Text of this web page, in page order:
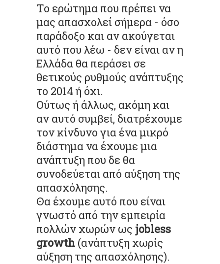
Το ερώτημα που πρέπει να
μας απασχολεί σήμερα - όσο
παράδοξο και αν ακούγεται
αυτό που λέω - δεν είναι αν η
Ελλάδα θα περάσει σε
θετικούς ρυθμούς ανάπτυξης
το 2014 ή όχι.
Ούτως ή άλλως, ακόμη και
αν αυτό συμβεί, διατρέχουμε
τον κίνδυνο για ένα μικρό
διάστημα να έχουμε μια
ανάπτυξη που δε θα
συνοδεύεται από αύξηση της
απασχόλησης.
Θα έχουμε αυτό που είναι
γνωστό από την εμπειρία
πολλών χωρών ως jobless
growth (ανάπτυξη χωρίς
αύξηση της απασχόλησης).